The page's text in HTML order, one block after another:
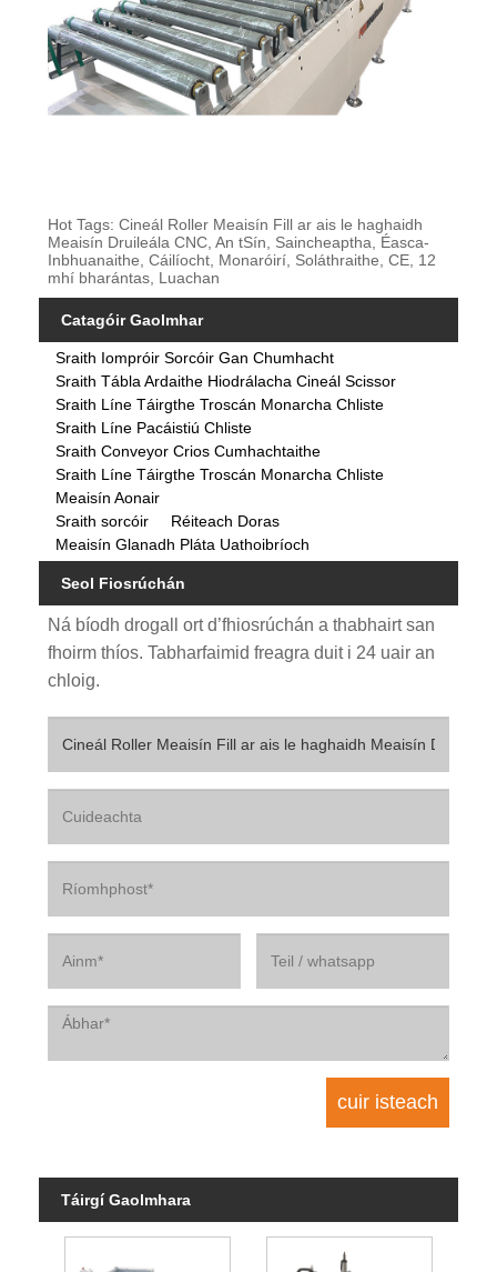
Hot Tags: Cineál Roller Meaisín Fill ar ais le haghaidh
Meaisín Druileála CNC, An tSín, Saincheaptha, Éasca-
Inbhuanaithe, Cáilíocht, Monaróirí, Soláthraithe, CE, 12
mhí bharántas, Luachan
Catagóir Gaolmhar
Sraith Iompróir Sorcóir Gan Chumhacht
Sraith Tábla Ardaithe Hiodrálacha Cineál Scissor
Sraith Líne Táirgthe Troscán Monarcha Chliste
Sraith Líne Pacáistiú Chliste
Sraith Conveyor Crios Cumhachtaithe
Sraith Líne Táirgthe Troscán Monarcha Chliste
Meaisín Aonair
Sraith sorcóir
Réiteach Doras
Meaisín Glanadh Pláta Uathoibríoch
Seol Fiosrúchán
Ná bíodh drogall ort d’fhiosrúchán a thabhairt san
fhoirm thíos. Tabharfaimid freagra duit i 24 uair an
chloig.
Táirgí Gaolmhara